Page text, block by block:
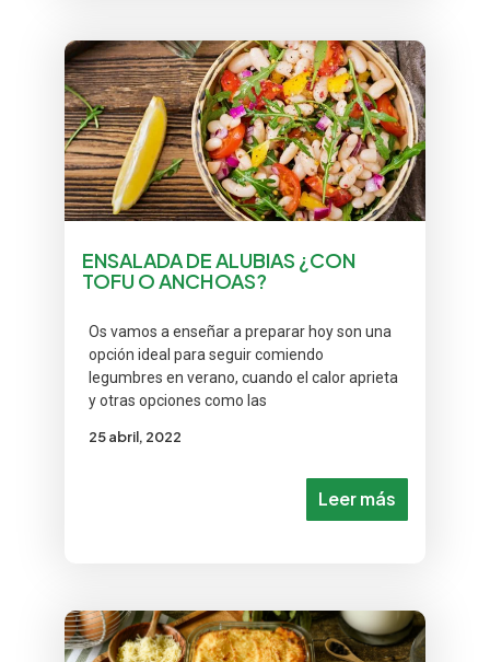
ENSALADA DE ALUBIAS ¿CON
TOFU O ANCHOAS?
25 abril, 2022
Os vamos a enseñar a preparar hoy son una
opción ideal para seguir comiendo
legumbres en verano, cuando el calor aprieta
y otras opciones como las
Leer más